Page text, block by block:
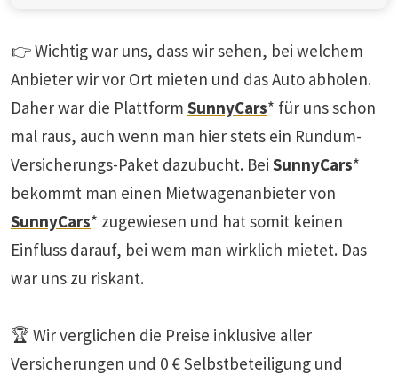
👉 Wichtig war uns, dass wir sehen, bei welchem
Anbieter wir vor Ort mieten und das Auto abholen.
Daher war die Plattform SunnyCars* für uns schon
mal raus, auch wenn man hier stets ein Rundum-
Versicherungs-Paket dazubucht. Bei SunnyCars*
bekommt man einen Mietwagenanbieter von
SunnyCars* zugewiesen und hat somit keinen
Einfluss darauf, bei wem man wirklich mietet. Das
war uns zu riskant.
🏆 Wir verglichen die Preise inklusive aller
Versicherungen und 0 € Selbstbeteiligung und